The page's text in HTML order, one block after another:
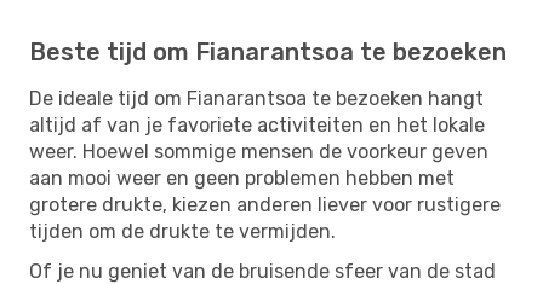
Beste tijd om Fianarantsoa te bezoeken
De ideale tijd om Fianarantsoa te bezoeken hangt
altijd af van je favoriete activiteiten en het lokale
weer. Hoewel sommige mensen de voorkeur geven
aan mooi weer en geen problemen hebben met
grotere drukte, kiezen anderen liever voor rustigere
tijden om de drukte te vermijden.
Of je nu geniet van de bruisende sfeer van de stad